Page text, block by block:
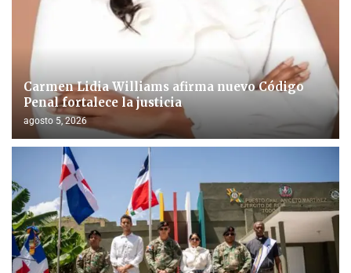
Carmen Lidia Williams afirma nuevo Código
Penal fortalece la justicia
agosto 5, 2026